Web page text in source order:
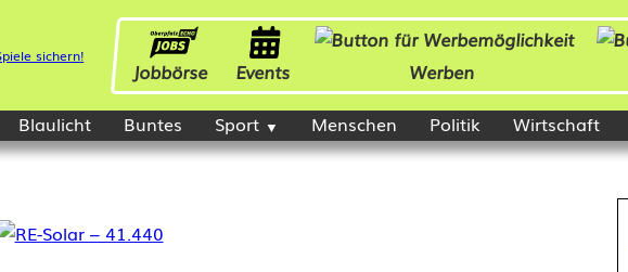
Jobbörse Events Werben
Blaulicht Buntes Sport Menschen Politik Wirtschaft